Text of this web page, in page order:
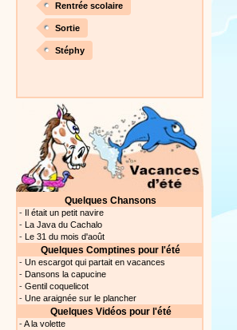
Rentrée scolaire
Sortie
Stéphy
Quelques Chansons
- Il était un petit navire
- La Java du Cachalo
- Le 31 du mois d'août
Quelques Comptines pour l'été
- Un escargot qui partait en vacances
- Dansons la capucine
- Gentil coquelicot
- Une araignée sur le plancher
Quelques Vidéos pour l'été
-A la volette